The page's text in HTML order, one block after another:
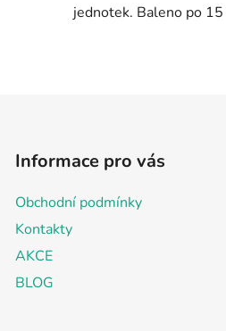
jednotek. Baleno po 15
Informace pro vás
Obchodní podmínky
Kontakty
AKCE
BLOG